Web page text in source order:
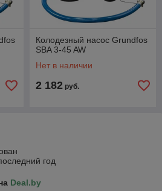
Колодезный насос Grundfos
SBA 3-45 AW
Нет в наличии
2 182 руб.
год
Deal.by